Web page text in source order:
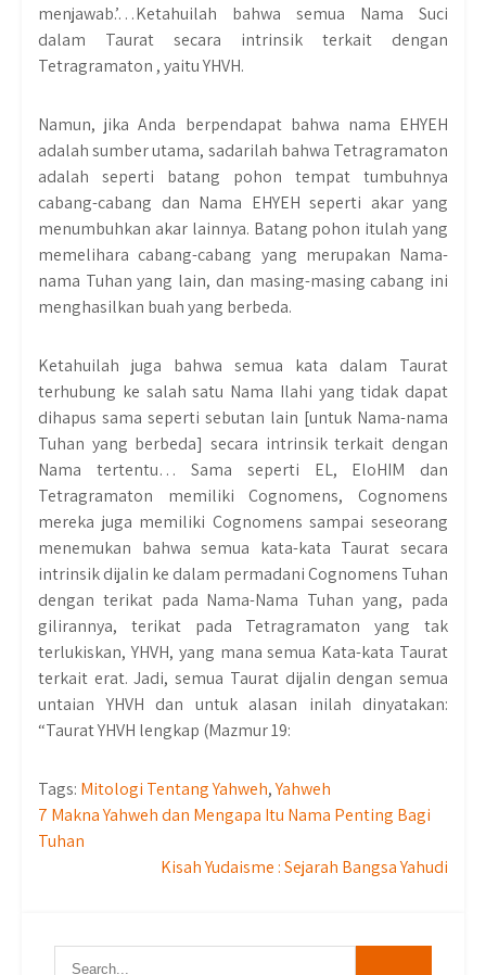
menjawab.’…Ketahuilah bahwa semua Nama Suci
dalam Taurat secara intrinsik terkait dengan
Tetragramaton , yaitu YHVH.
Namun, jika Anda berpendapat bahwa nama EHYEH
adalah sumber utama, sadarilah bahwa Tetragramaton
adalah seperti batang pohon tempat tumbuhnya
cabang-cabang dan Nama EHYEH seperti akar yang
menumbuhkan akar lainnya. Batang pohon itulah yang
memelihara cabang-cabang yang merupakan Nama-
nama Tuhan yang lain, dan masing-masing cabang ini
menghasilkan buah yang berbeda.
Ketahuilah juga bahwa semua kata dalam Taurat
terhubung ke salah satu Nama Ilahi yang tidak dapat
dihapus sama seperti sebutan lain [untuk Nama-nama
Tuhan yang berbeda] secara intrinsik terkait dengan
Nama tertentu… Sama seperti EL, EloHIM dan
Tetragramaton memiliki Cognomens, Cognomens
mereka juga memiliki Cognomens sampai seseorang
menemukan bahwa semua kata-kata Taurat secara
intrinsik dijalin ke dalam permadani Cognomens Tuhan
dengan terikat pada Nama-Nama Tuhan yang, pada
gilirannya, terikat pada Tetragramaton yang tak
terlukiskan, YHVH, yang mana semua Kata-kata Taurat
terkait erat. Jadi, semua Taurat dijalin dengan semua
untaian YHVH dan untuk alasan inilah dinyatakan:
“Taurat YHVH lengkap (Mazmur 19:
Tags: Mitologi Tentang Yahweh,Yahweh
Post
navigation
7 Makna Yahweh dan Mengapa Itu Nama Penting Bagi
Tuhan
Kisah Yudaisme : Sejarah Bangsa Yahudi